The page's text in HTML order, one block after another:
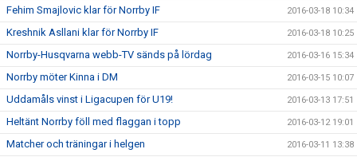
Fehim Smajlovic klar för Norrby IF 2016-03-18 10:34
Kreshnik Asllani klar för Norrby IF 2016-03-18 10:25
Norrby-Husqvarna webb-TV sänds på lördag 2016-03-16 15:34
Norrby möter Kinna i DM 2016-03-15 10:07
Uddamåls vinst i Ligacupen för U19! 2016-03-13 17:51
Heltänt Norrby föll med flaggan i topp 2016-03-12 19:01
Matcher och träningar i helgen 2016-03-11 13:38